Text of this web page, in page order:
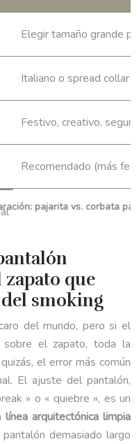
pajarita vs. corbata
Elegir tamaño grande
Italiano o spread collar
Festivo, creativo, seguro
Recomendado (más
que
smoking
del mundo, pero si el
el zapato, toda la
el error más común
El ajuste del pantalón,
» o « quiebre », es un
línea arquitectónica limpia
demasiado largo